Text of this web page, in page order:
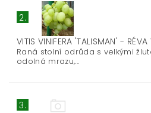
2.
VITIS VINIFERA 'TALISMAN' - RÉVA
Raná stolní odrůda s velkými
odolná mrazu,...
3.